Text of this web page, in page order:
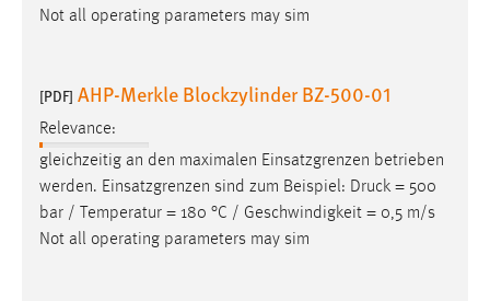
Not all operating parameters may sim
[PDF] AHP-Merkle Blockzylinder BZ-500-01
Relevance:
gleichzeitig an den maximalen Einsatzgrenzen betrieben
werden. Einsatzgrenzen sind zum Beispiel: Druck = 500
bar / Temperatur = 180 °C / Geschwindigkeit = 0,5 m/s
Not all operating parameters may sim